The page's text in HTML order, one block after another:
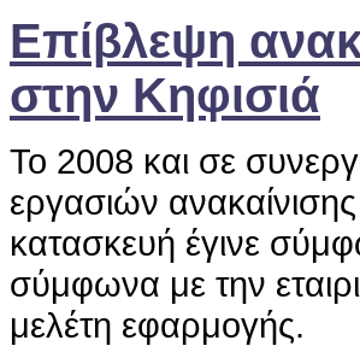
Επίβλεψη
στην Κηφισιά
Το 2008 και σε
εργασιών
κατασκευή έγινε
σύμφωνα με την
μελέτη εφαρμογής.